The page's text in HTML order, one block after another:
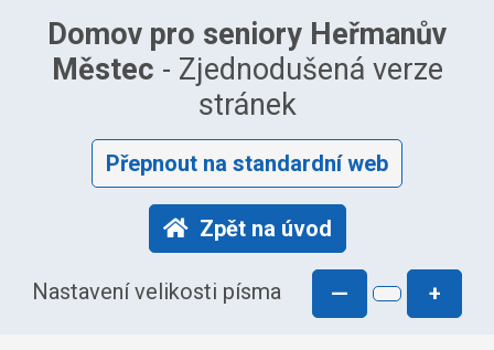
Domov pro seniory Heřmanův
Městec - Zjednodušená verze
stránek
Přepnout na standardní web
Zpět na úvod
Nastavení velikosti písma — +